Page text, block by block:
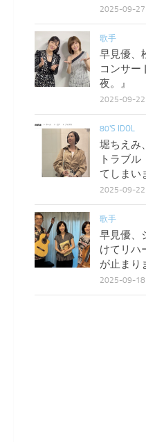
2025-09-27
歌手
早見優、
コンサー
夜。』
2025-09-22
80'S IDOL
堀ちえみ
トラブル
てしまい
2025-09-22
歌手
早見優、
けてリハ
が止まり
2025-09-18